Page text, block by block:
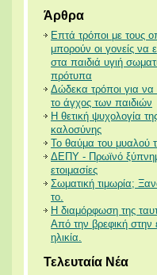
Άρθρα
Επτά τρόποι με τους
μπορούν οι γονείς να
στα παιδιά υγιή
πρότυπα
Δώδεκα τρόποι για να
το άγχος των παιδιών
Η θετική ψυχολογία
καλοσύνης
Το θαύμα του μυαλού
ΔΕΠΥ - Πρωϊνό
ετοιμασίες
Σωματική τιμωρία;
το.
Η διαμόρφωση της
Από την βρεφική στην
ηλικία.
Τελευταία Νέα